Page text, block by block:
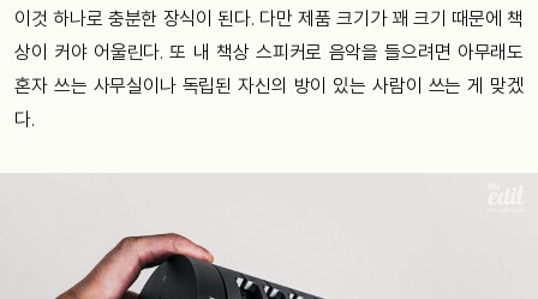
이것 하나로 충분한 장식이 된다. 다만 제품 크기가 꽤 크기 때문에 책
상이 커야 어울린다. 또 내 책상 스피커로 음악을 들으려면 아무래도
혼자 쓰는 사무실이나 독립된 자신의 방이 있는 사람이 쓰는 게 맞겠
다.